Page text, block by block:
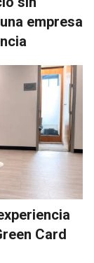
empresa
Card